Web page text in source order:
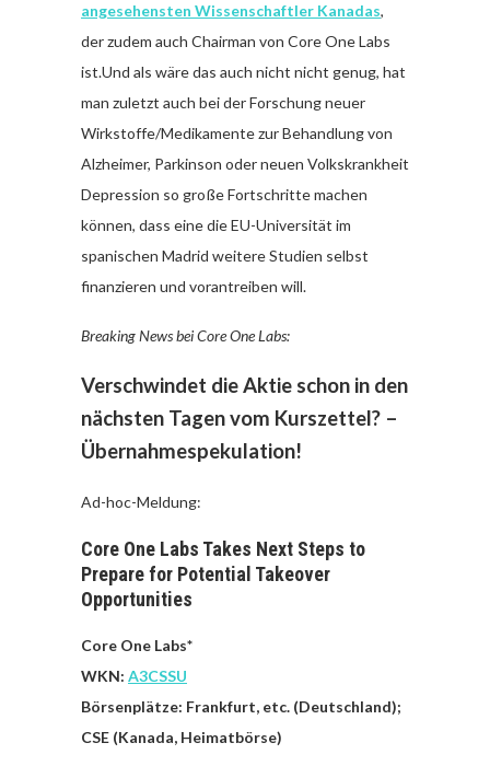
angesehensten Wissenschaftler Kanadas,
der zudem auch Chairman von Core One Labs
ist.Und als wäre das auch nicht nicht genug, hat
man zuletzt auch bei der Forschung neuer
Wirkstoffe/Medikamente zur Behandlung von
Alzheimer, Parkinson oder neuen Volkskrankheit
Depression so große Fortschritte machen
können, dass eine die EU-Universität im
spanischen Madrid weitere Studien selbst
finanzieren und vorantreiben will.
Breaking News bei Core One Labs:
Verschwindet die Aktie schon in den
nächsten Tagen vom Kurszettel? –
Übernahmespekulation!
Ad-hoc-Meldung:
Core One Labs Takes Next Steps to
Prepare for Potential Takeover
Opportunities
Core One Labs*
WKN: A3CSSU
Börsenplätze: Frankfurt, etc. (Deutschland);
CSE (Kanada, Heimatbörse)